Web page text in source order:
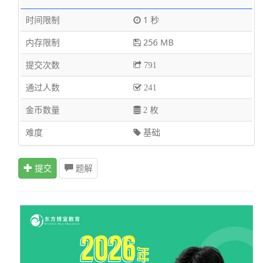
时间限制
1 秒
内存限制
256 MB
提交次数
791
通过人数 241
金币数量 2 枚
难度 基础
提交 题解